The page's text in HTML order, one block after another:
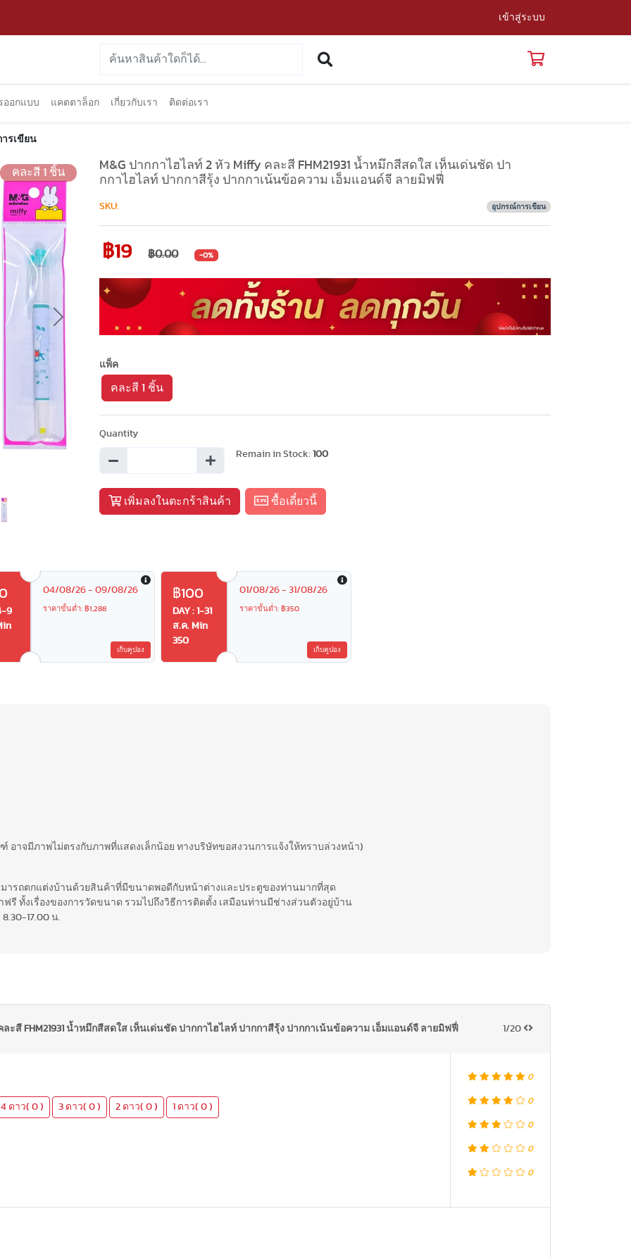
เข้าสู่ระบบ
ออกแบบ แคตตาล็อก เกี่ยวกับเรา ติดต่อเรา
รเขียน
คละสี 1 ชิ้น
Next
M&G ปากกาไฮไลท์ 2 หัว Miffy คละสี FHM21931 น้ำหมึกสีสดใส เห็นเด่นชัด ปา
กกาไฮไลท์ ปากกาสีรุ้ง ปากกาเน้นข้อความ เอ็มแอนด์จี ลายมิฟฟี่
SKU: อุปกรณ์การเขียน
฿19 ฿0.00 -0%
แพ็ค
คละสี 1 ชิ้น
Quantity
Remain in Stock: 100
เพิ่มลงในตะกร้าสินค้า ซื้อเดี๋ยวนี้
9
04/08/26 - 09/08/26
ราคาขั้นต่ำ: ฿1,288
เก็บคูปอง
฿100
DAY : 1-31
ส.ค. Min
350
01/08/26 - 31/08/26
ราคาขั้นต่ำ: ฿350
เก็บคูปอง
อาจมีภาพไม่ตรงกับภาพที่แสดงเล็กน้อย ทางบริษัทขอสงวนการแจ้งให้ทราบล่วงหน้า)
ามารถตกแต่งบ้านด้วยสินค้าที่มีขนาดพอดีกับหน้าต่างและประตูของท่านมากที่สุด
ฟรี ทั้งเรื่องของการวัดขนาด รวมไปถึงวิธีการติดตั้ง เสมือนท่านมีช่างส่วนตัวอยู่บ้าน
17.00 น.
ละสี FHM21931 น้ำหมึกสีสดใส เห็นเด่นชัด ปากกาไฮไลท์ ปากกาสีรุ้ง ปากกาเน้นข้อความ เอ็มแอนด์จี ลายมิฟฟี่ 1/20
4 ดาว( 0 ) 3 ดาว( 0 ) 2 ดาว( 0 ) 1 ดาว( 0 )
0
0
0
0
0